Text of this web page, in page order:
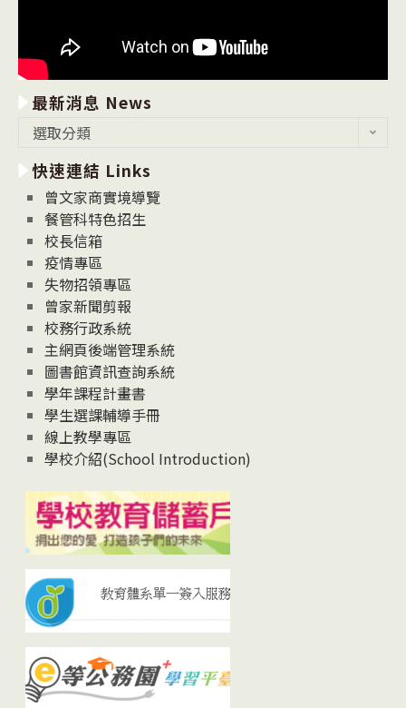
最新消息 News
消
息
News
選取分類
快速連結 Links
曾文家商實境導覽
餐管科特色招生
校長信箱
疫情專區
失物招領專區
曾家新聞剪報
校務行政系統
主網頁後端管理系統
圖書館資訊查詢系統
學年課程計畫書
學生選課輔導手冊
線上教學專區
學校介紹(School Introduction)